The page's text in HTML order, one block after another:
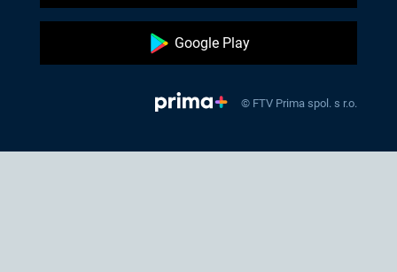
Google Play
© FTV Prima spol. s r.o.